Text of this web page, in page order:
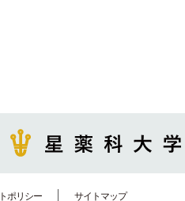
ポリシー サイトマップ